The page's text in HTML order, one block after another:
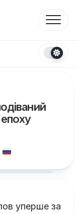
уперше за